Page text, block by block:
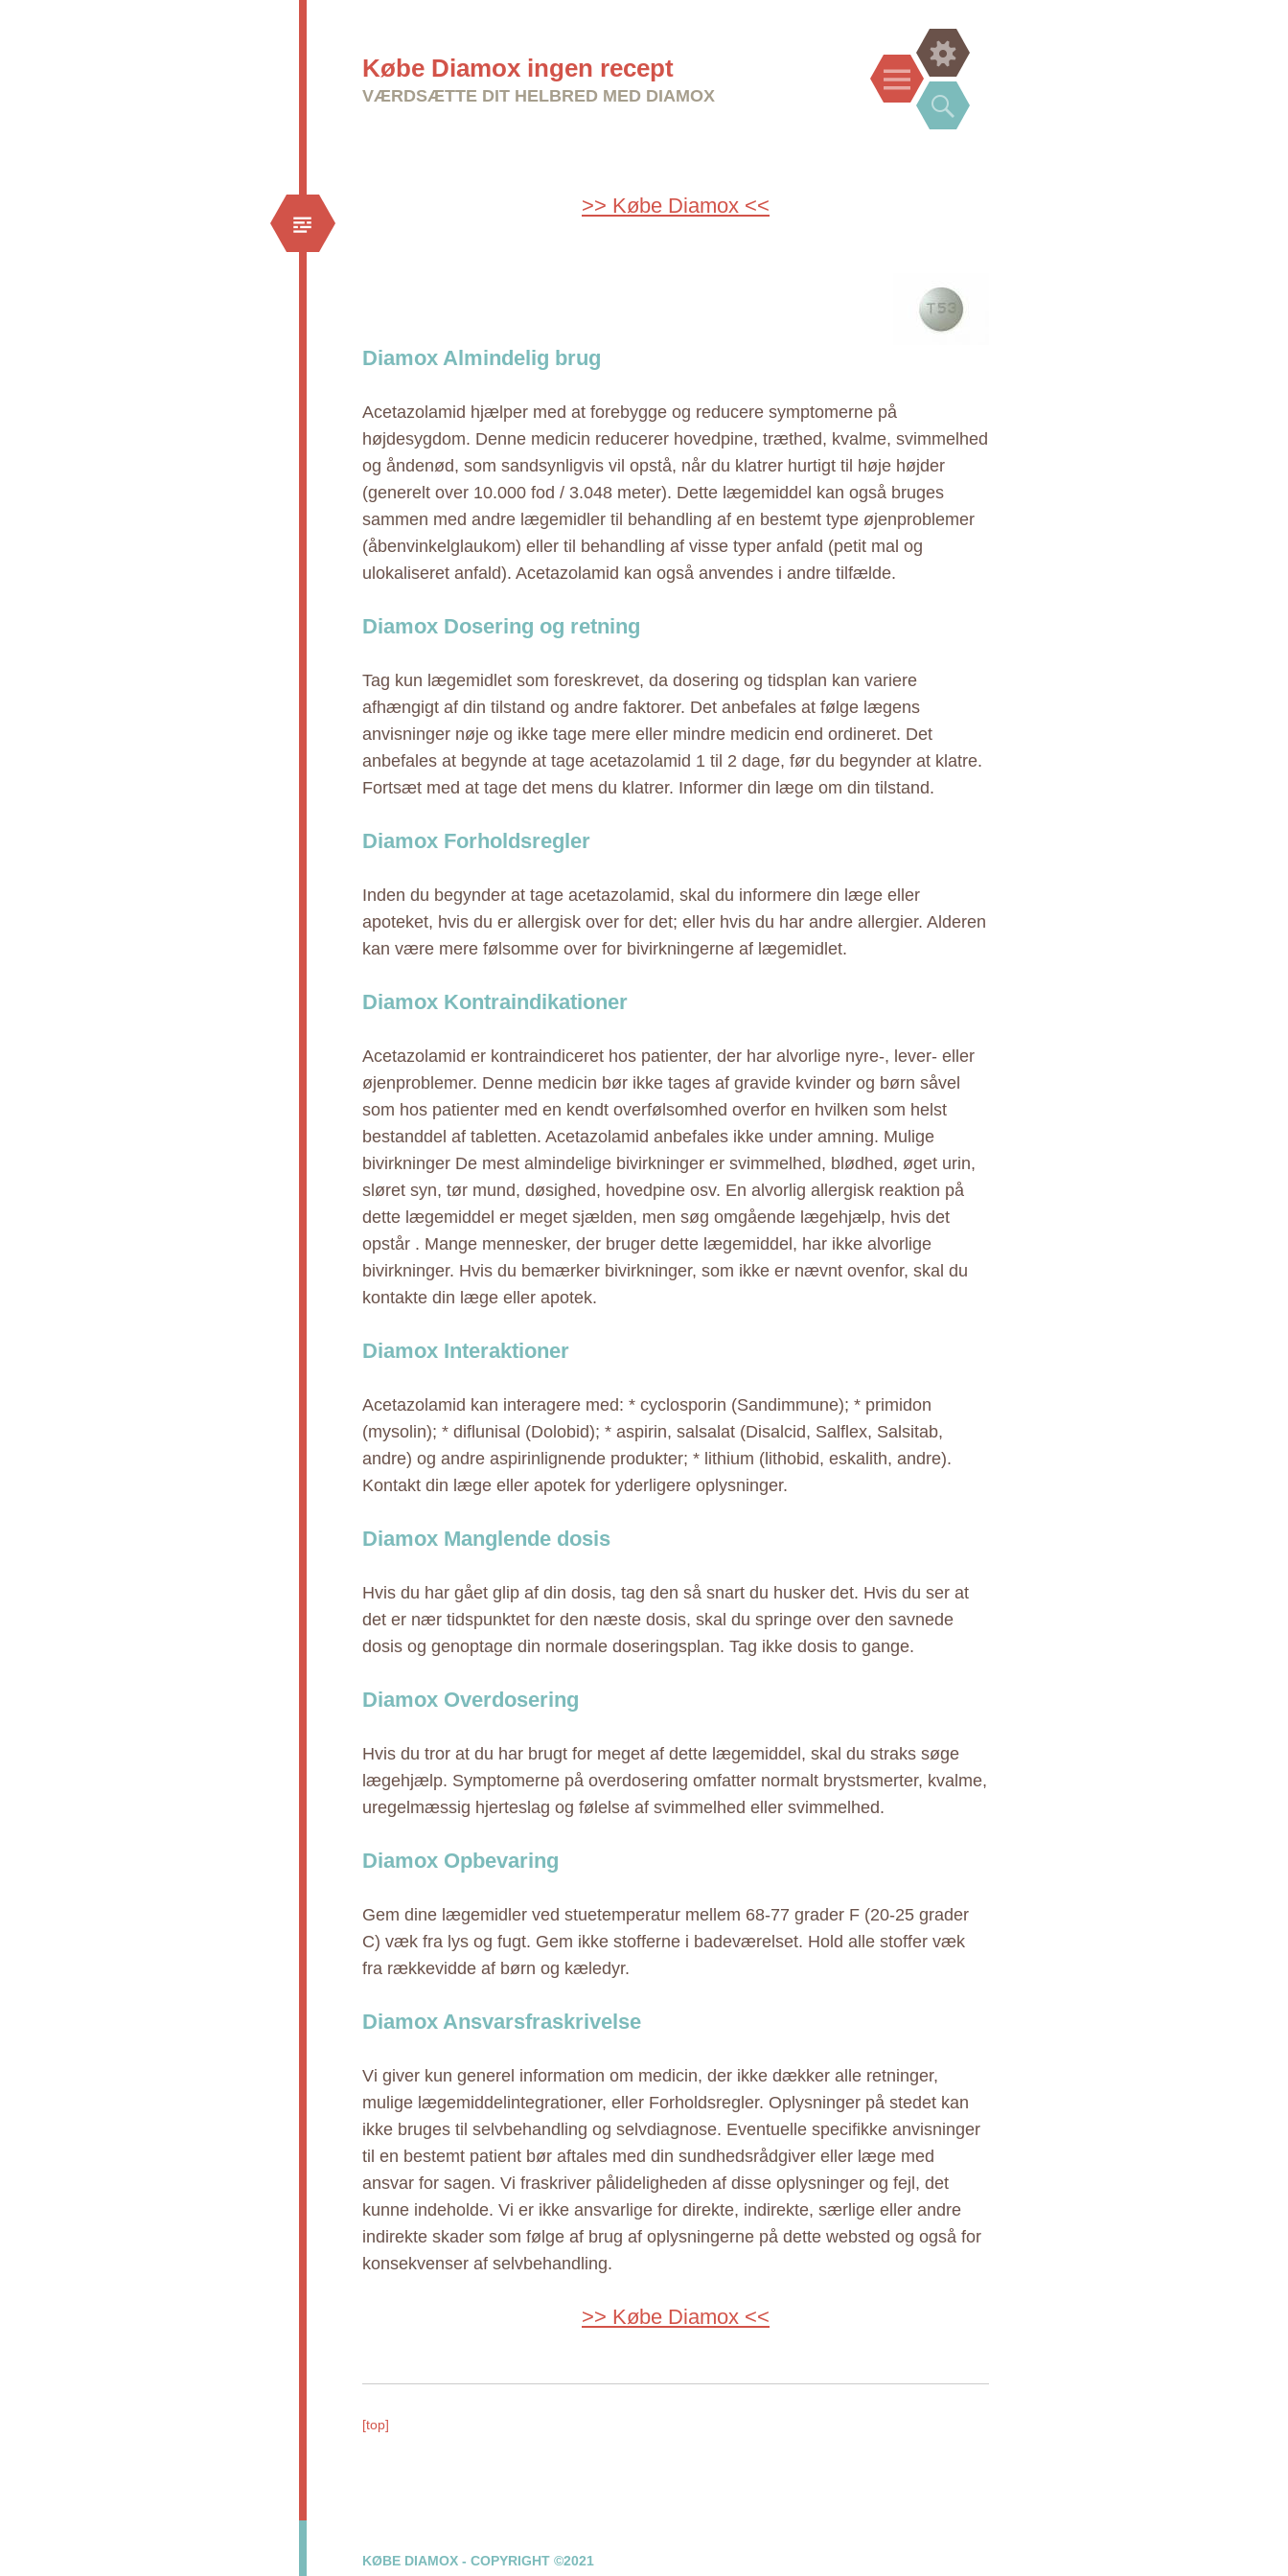
Købe Diamox ingen recept
VÆRDSÆTTE DIT HELBRED MED DIAMOX
Menu
Widgets
Search
>> Købe Diamox <<
Diamox Almindelig brug
Acetazolamid hjælper med at forebygge og reducere symptomerne på
højdesygdom. Denne medicin reducerer hovedpine, træthed, kvalme, svimmelhed
og åndenød, som sandsynligvis vil opstå, når du klatrer hurtigt til høje højder
(generelt over 10.000 fod / 3.048 meter). Dette lægemiddel kan også bruges
sammen med andre lægemidler til behandling af en bestemt type øjenproblemer
(åbenvinkelglaukom) eller til behandling af visse typer anfald (petit mal og
ulokaliseret anfald). Acetazolamid kan også anvendes i andre tilfælde.
Diamox Dosering og retning
Tag kun lægemidlet som foreskrevet, da dosering og tidsplan kan variere
afhængigt af din tilstand og andre faktorer. Det anbefales at følge lægens
anvisninger nøje og ikke tage mere eller mindre medicin end ordineret. Det
anbefales at begynde at tage acetazolamid 1 til 2 dage, før du begynder at klatre.
Fortsæt med at tage det mens du klatrer. Informer din læge om din tilstand.
Diamox Forholdsregler
Inden du begynder at tage acetazolamid, skal du informere din læge eller
apoteket, hvis du er allergisk over for det; eller hvis du har andre allergier. Alderen
kan være mere følsomme over for bivirkningerne af lægemidlet.
Diamox Kontraindikationer
Acetazolamid er kontraindiceret hos patienter, der har alvorlige nyre-, lever- eller
øjenproblemer. Denne medicin bør ikke tages af gravide kvinder og børn såvel
som hos patienter med en kendt overfølsomhed overfor en hvilken som helst
bestanddel af tabletten. Acetazolamid anbefales ikke under amning. Mulige
bivirkninger De mest almindelige bivirkninger er svimmelhed, blødhed, øget urin,
sløret syn, tør mund, døsighed, hovedpine osv. En alvorlig allergisk reaktion på
dette lægemiddel er meget sjælden, men søg omgående lægehjælp, hvis det
opstår . Mange mennesker, der bruger dette lægemiddel, har ikke alvorlige
bivirkninger. Hvis du bemærker bivirkninger, som ikke er nævnt ovenfor, skal du
kontakte din læge eller apotek.
Diamox Interaktioner
Acetazolamid kan interagere med: * cyclosporin (Sandimmune); * primidon
(mysolin); * diflunisal (Dolobid); * aspirin, salsalat (Disalcid, Salflex, Salsitab,
andre) og andre aspirinlignende produkter; * lithium (lithobid, eskalith, andre).
Kontakt din læge eller apotek for yderligere oplysninger.
Diamox Manglende dosis
Hvis du har gået glip af din dosis, tag den så snart du husker det. Hvis du ser at
det er nær tidspunktet for den næste dosis, skal du springe over den savnede
dosis og genoptage din normale doseringsplan. Tag ikke dosis to gange.
Diamox Overdosering
Hvis du tror at du har brugt for meget af dette lægemiddel, skal du straks søge
lægehjælp. Symptomerne på overdosering omfatter normalt brystsmerter, kvalme,
uregelmæssig hjerteslag og følelse af svimmelhed eller svimmelhed.
Diamox Opbevaring
Gem dine lægemidler ved stuetemperatur mellem 68-77 grader F (20-25 grader
C) væk fra lys og fugt. Gem ikke stofferne i badeværelset. Hold alle stoffer væk
fra rækkevidde af børn og kæledyr.
Diamox Ansvarsfraskrivelse
Vi giver kun generel information om medicin, der ikke dækker alle retninger,
mulige lægemiddelintegrationer, eller Forholdsregler. Oplysninger på stedet kan
ikke bruges til selvbehandling og selvdiagnose. Eventuelle specifikke anvisninger
til en bestemt patient bør aftales med din sundhedsrådgiver eller læge med
ansvar for sagen. Vi fraskriver pålideligheden af disse oplysninger og fejl, det
kunne indeholde. Vi er ikke ansvarlige for direkte, indirekte, særlige eller andre
indirekte skader som følge af brug af oplysningerne på dette websted og også for
konsekvenser af selvbehandling.
>> Købe Diamox <<
[top]
KØBE DIAMOX - COPYRIGHT ©2021